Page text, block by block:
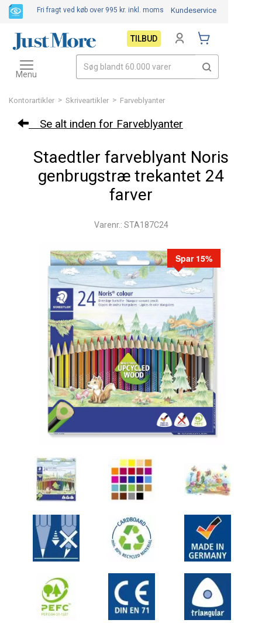
Kontorartikler > Skriveartikler > Farveblyanter
Se alt inden for Farveblyanter
Staedtler farveblyant Noris
genbrugstræ trekantet 24
farver
Varenr.: STA187C24
Spar 15%
Fri fragt ved køb over 995 kr. inkl. moms Kundeservice
TILBUD
Toggle
navigation
Menu